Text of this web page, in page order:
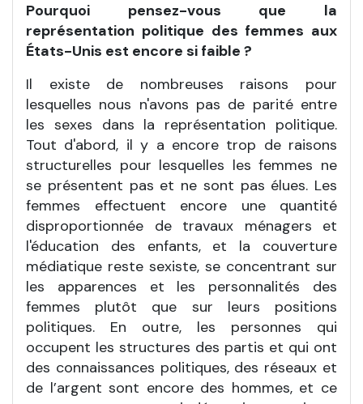
Pourquoi pensez-vous que la
représentation politique des femmes aux
États-Unis est encore si faible ?
Il existe de nombreuses raisons pour
lesquelles nous n'avons pas de parité entre
les sexes dans la représentation politique.
Tout d'abord, il y a encore trop de raisons
structurelles pour lesquelles les femmes ne
se présentent pas et ne sont pas élues. Les
femmes effectuent encore une quantité
disproportionnée de travaux ménagers et
l'éducation des enfants, et la couverture
médiatique reste sexiste, se concentrant sur
les apparences et les personnalités des
femmes plutôt que sur leurs positions
politiques. En outre, les personnes qui
occupent les structures des partis et qui ont
des connaissances politiques, des réseaux et
de l’argent sont encore des hommes, et ce